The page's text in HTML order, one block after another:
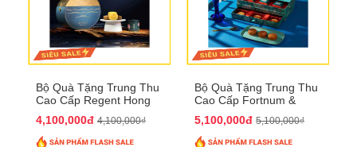
Bộ Quà Tặng Trung Thu
Cao Cấp Regent Hong
4,100,000đ 4,100,000₫
Bộ Quà Tặng Trung Thu
Cao Cấp Fortnum &
5,100,000đ 5,100,000₫